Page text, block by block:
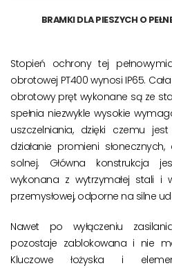
BRAMKI DLA PIESZYCH O
Stopień ochrony tej
obrotowej PT400 wynosi IP65.
obrotowy pręt wykonane są ze
spełnia niezwykle wysokie
uszczelniania, dzięki czemu
działanie promieni
solnej. Główna konstrukcja
wykonana z wytrzymałej stali i
przemysłowej, odporne na silne
Nawet po wyłączeniu
pozostaje zablokowana i nie
Kluczowe łożyska i